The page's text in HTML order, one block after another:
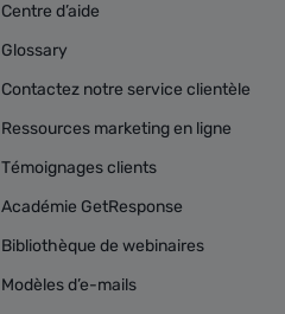
Centre d’aide
Glossary
Contactez notre service clientèle
Ressources marketing en ligne
Témoignages clients
Académie GetResponse
Bibliothèque de webinaires
Modèles d’e-mails